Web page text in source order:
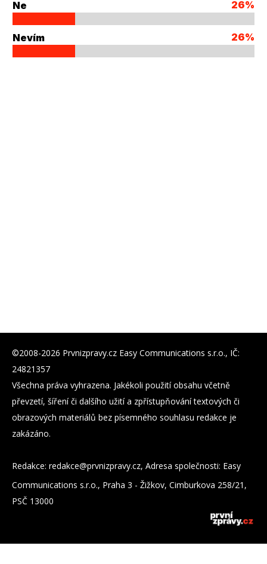
Ne 26%
Nevím 26%
©2008-2026 Prvnizpravy.cz Easy Communications s.r.o., IČ:
24821357
Všechna práva vyhrazena. Jakékoli použití obsahu včetně
převzetí, šíření či dalšího užití a zpřístupňování textových či
obrazových materiálů bez písemného souhlasu redakce je
zakázáno.
Redakce: zc.yvarpzinvrp@eckader, Adresa společnosti: Easy
Communications s.r.o., Praha 3 - Žižkov, Cimburkova 258/21,
PSČ 13000